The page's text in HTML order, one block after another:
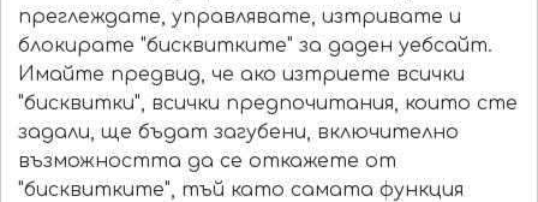
преглеждате, управлявате, изтривате и
блокирате "бисквитките" за даден уебсайт.
Имайте предвид, че ако изтриете всички
"бисквитки", всички предпочитания, които сте
задали, ще бъдат загубени, включително
възможността да се откажете от
"бисквитките", тъй като самата функция